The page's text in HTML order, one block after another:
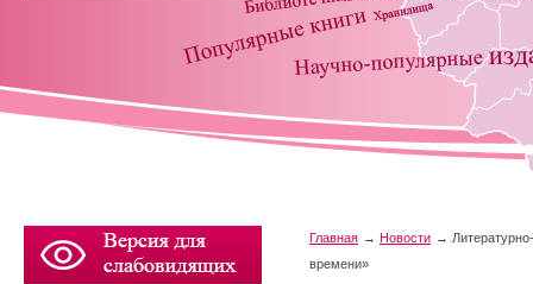
Главная Новости
времени»